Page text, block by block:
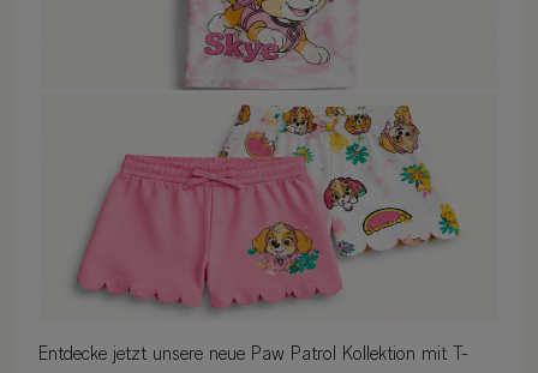
Entdecke jetzt unsere neue Paw Patrol Kollektion mit T-